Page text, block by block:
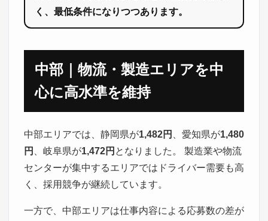
く、最低条件になりつつあります。
中部｜物流・製造エリアを中
心に高水準を維持
中部エリアでは、静岡県が1,482円 、愛知県が1,480
円
、岐阜県が1,472円 となりました。 製造業や物流
センターが集中するエリアではドライバー需要も高
く、採用競争が継続しています。
一方で、中部エリアは仕事内容による応募数の差が